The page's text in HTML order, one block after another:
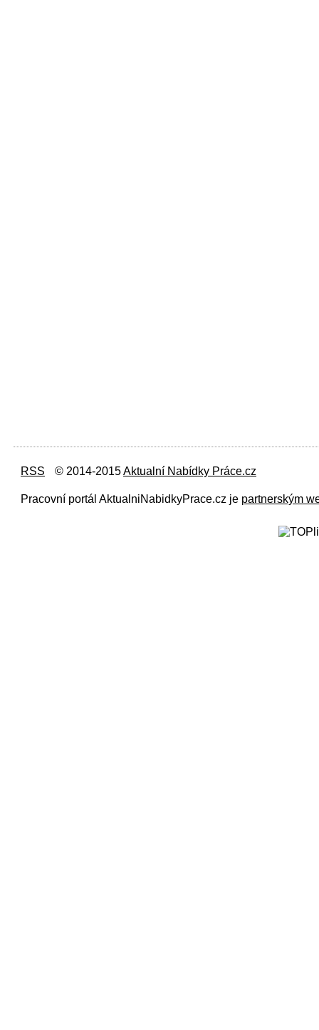
RSS © 2014-2015Aktualní Nabídky Práce.cz
Pracovní portál AktualniNabidkyPrace.cz je partnerským